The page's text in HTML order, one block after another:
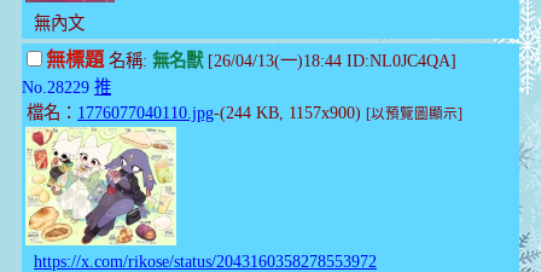
無內文
無標題名稱: 無名獸[26/04/13(一)18:44 ID:NL0JC4QA]
No.28229 推
檔名： 1776077040110.jpg-(244 KB, 1157x900) [以預覽圖顯示]
https://x.com/rikose/status/2043160358278553972